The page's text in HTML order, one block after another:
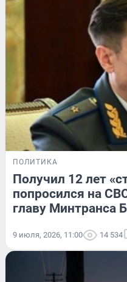
ПОЛИТИКА
Получил 12 лет
попросился на
главу Минтранса
9 июля, 2026, 11:00 14 534